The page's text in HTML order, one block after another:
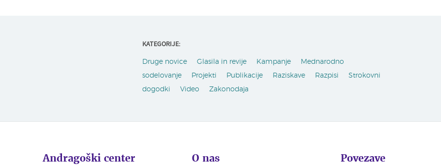
KATEGORIJE:
Druge novice Glasila in revije Kampanje
Mednarodno
sodelovanje
Projekti Publikacije Raziskave Razpisi
Strokovni
dogodki
Video Zakonodaja
Andragoški center
O nas Povezave